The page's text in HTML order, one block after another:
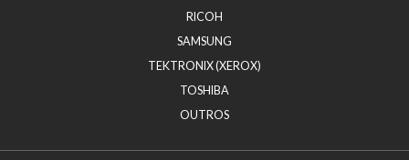
RICOH
SAMSUNG
TEKTRONIX (XEROX)
TOSHIBA
OUTROS